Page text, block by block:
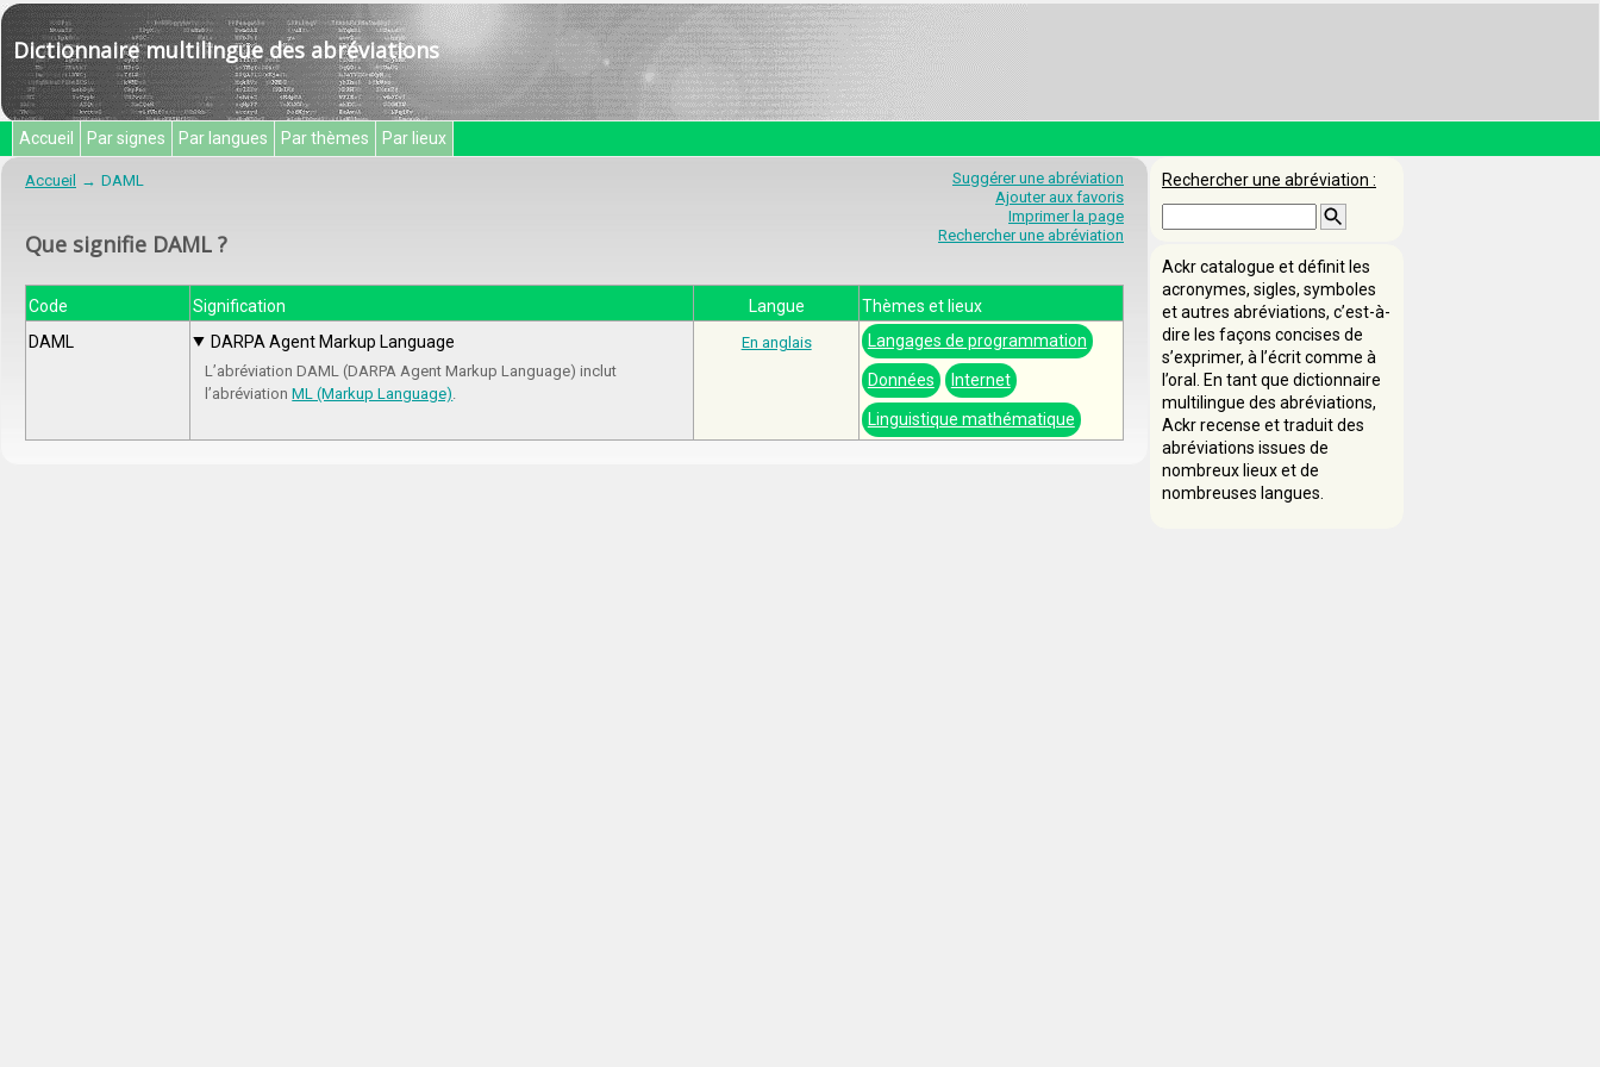
Dictionnaire multilingue des abréviations
Accueil Par signes Par langues Par thèmes Par lieux
Suggérer une abréviation
Ajouter aux favoris
Imprimer la page
Rechercher une abréviation
Accueil DAML
Que signifie DAML ?
Code Signification Langue
Thèmes et lieux
DAML
DARPA Agent Markup Language
L’abréviation DAML (DARPA Agent Markup Language) inclut
l’abréviationML (Markup Language)
En anglais Langages de programmation
Données Internet
Linguistique mathématique
Rechercher une abréviation :
Ackr catalogue et définit les
acronymes, sigles, symboles
et autres abréviations, c’est-à-
dire les façons concises de
s’exprimer, à l’écrit comme à
l’oral. En tant que dictionnaire
multilingue des abréviations,
Ackr recense et traduit des
abréviations issues de
nombreux lieux et de
nombreuses langues.